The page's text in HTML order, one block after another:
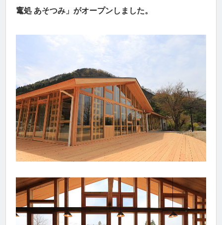
竃処 あそつみ」がオープンしました。